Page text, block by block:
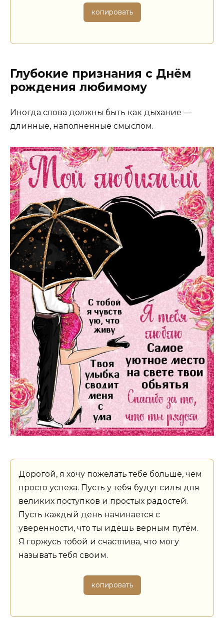
копировать
Глубокие признания с Днём
рождения любимому
Иногда слова должны быть как дыхание —
длинные, наполненные смыслом.
Дорогой, я хочу пожелать тебе больше, чем
просто успеха. Пусть у тебя будут силы для
великих поступков и простых радостей.
Пусть каждый день начинается с
уверенности, что ты идёшь верным путём.
Я горжусь тобой и счастлива, что могу
называть тебя своим.
копировать